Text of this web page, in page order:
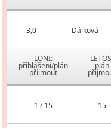
3,0 Dálková
LONI:
přihlášení/plán
přijmout
plán
1 / 15 15